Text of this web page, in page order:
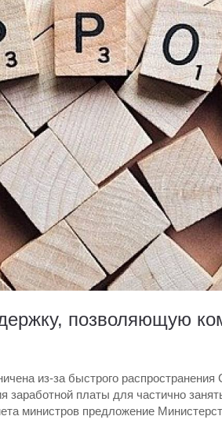
позволяющую
из-за быстрого
заработной платы для частично
министров предложение